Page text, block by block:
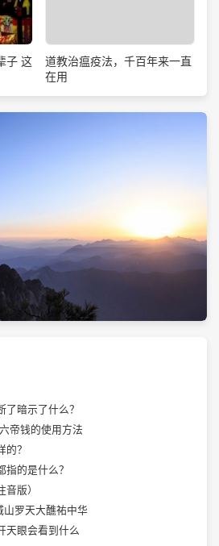
子 这
道教治瘟疫法，千百年来一直
在用
暗示了什么？
帝钱的使用方法
？
的是什么？
版）
罗天大醮祐中华
天眼会看到什么